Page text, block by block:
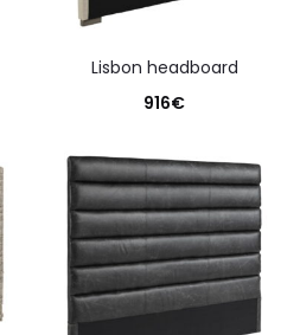
lisbon headboard
916€